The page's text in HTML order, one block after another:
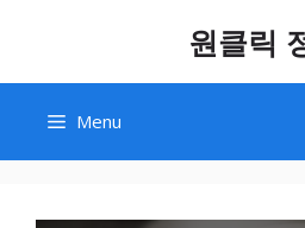
content
원클릭
Menu